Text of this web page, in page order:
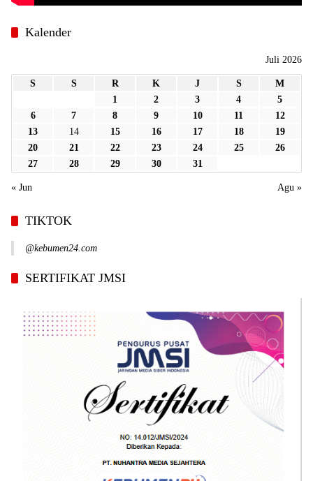
Kalender
Juli 2026
S S R K J S
M
1
2 3 4
5
6
7 8 9 10 11
12
13
14 15 16 17 18
19
20
21 22 23 24 25
26
27
28 29 30 31
« Jun Agu »
TIKTOK
@kebumen24.com
SERTIFIKAT JMSI